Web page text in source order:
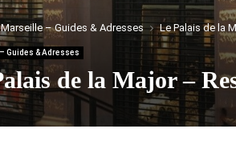
Marseille – Guides & Adresses Le Palais de la
Guides & Adresses
de la Major –